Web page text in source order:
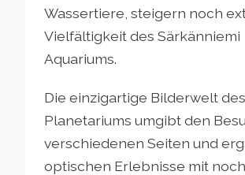
Wassertiere, steigern noch
Vielfältigkeit des Särkänniemi
Aquariums.
Die einzigartige Bilderwelt des
Planetariums umgibt den
verschiedenen Seiten und
optischen Erlebnisse mit